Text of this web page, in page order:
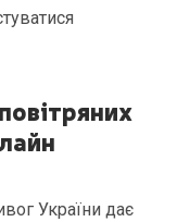
України дає